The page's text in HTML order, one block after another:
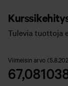
Tulevia tuottoja
Viimeisin arvo